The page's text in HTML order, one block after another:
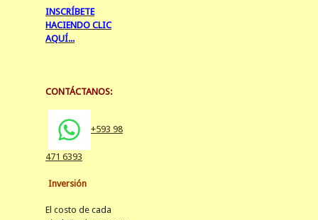
INSCRÍBETE
HACIENDO CLIC
AQUÍ...
CONTÁCTANOS:
+593 98
471 6393
Inversión
El costo de cada